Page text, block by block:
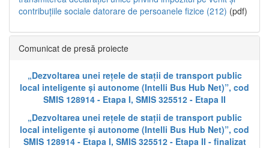
contribuțiile sociale datorare de persoanele fizice (212) (pdf)
Comunicat de presă proiecte
„Dezvoltarea unei rețele de stații de transport public
local inteligente și autonome (Intelli Bus Hub Net)”, cod
SMIS 128914 - Etapa I, SMIS 325512 - Etapa II
„Dezvoltarea unei rețele de stații de transport public
local inteligente și autonome (Intelli Bus Hub Net)”, cod
SMIS 128914 - Etapa I, SMIS 325512 - Etapa II - finalizat